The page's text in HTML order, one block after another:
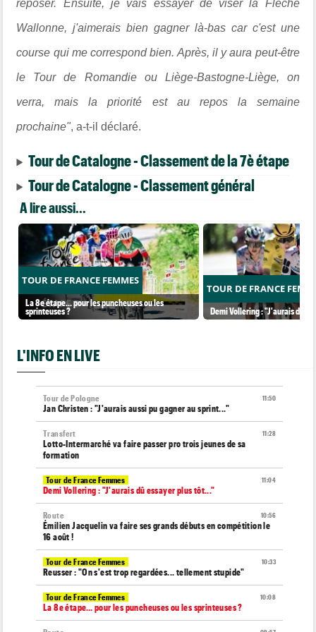
reposer. Ensuite, je vais essayer de viser la Flèche
Wallonne, j'aimerais bien gagner là-bas car c'est une
course qui me correspond bien. Après, il y aura peut-être
le Tour de Romandie ou Liège-Bastogne-Liège, on
verra, mais la priorité est au repos la semaine
prochaine", a-t-il déclaré.
Tour de Catalogne - Classement de la 7è étape
Tour de Catalogne - Classement général
A lire aussi...
TOUR DE FRANCE FEMMES
La 8e étape… pour les puncheuses ou les
sprinteuses ?
TOUR DE FRANCE
Demi Vollering : "J'aurais dû
L'INFO EN LIVE
11:50
Tour de Pologne
Jan Christen : "J'aurais aussi pu gagner au sprint..."
11:28
Transfert
Lotto-Intermarché va faire passer pro trois jeunes de sa
formation
11:04
Tour de France Femmes
Demi Vollering : "J'aurais dû essayer plus tôt..."
10:56
Route
Émilien Jacquelin va faire ses grands débuts en compétition le
16 août !
10:33
Tour de France Femmes
Reusser : "On s'est trop regardées... tellement stupide"
10:08
Tour de France Femmes
La 8e étape… pour les puncheuses ou les sprinteuses ?